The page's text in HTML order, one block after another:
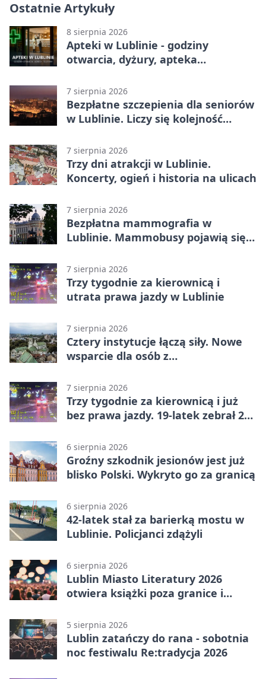
Ostatnie Artykuły
8 sierpnia 2026
Apteki w Lublinie - godziny
otwarcia, dyżury, apteka
7 sierpnia 2026
Bezpłatne szczepienia dla seniorów
w Lublinie. Liczy się kolejność
7 sierpnia 2026
Trzy dni atrakcji w Lublinie.
Koncerty, ogień i historia na ulicach
7 sierpnia 2026
Bezpłatna mammografia w
Lublinie. Mammobusy pojawią się
7 sierpnia 2026
Trzy tygodnie za kierownicą i
utrata prawa jazdy w Lublinie
7 sierpnia 2026
Cztery instytucje łączą siły. Nowe
wsparcie dla osób z
7 sierpnia 2026
Trzy tygodnie za kierownicą i już
bez prawa jazdy. 19-latek zebrał 23
6 sierpnia 2026
Groźny szkodnik jesionów jest już
blisko Polski. Wykryto go za granicą
6 sierpnia 2026
42-latek stał za barierką mostu w
Lublinie. Policjanci zdążyli
6 sierpnia 2026
Lublin Miasto Literatury 2026
otwiera książki poza granice i
5 sierpnia 2026
Lublin zatańczy do rana - sobotnia
noc festiwalu Re:tradycja 2026